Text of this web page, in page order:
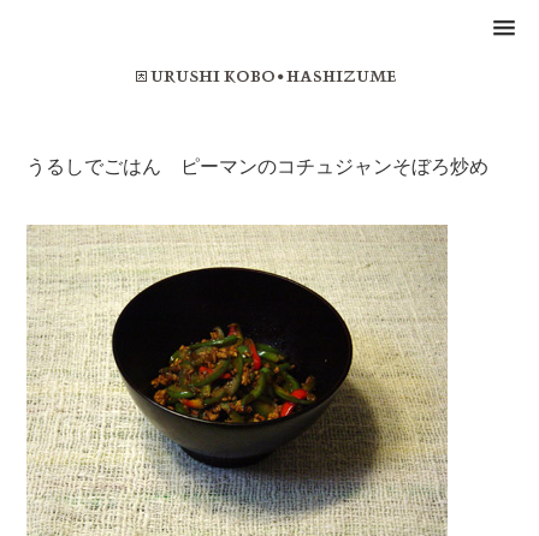
うるしでごはん ピーマンのコチュジャンそぼろ炒め